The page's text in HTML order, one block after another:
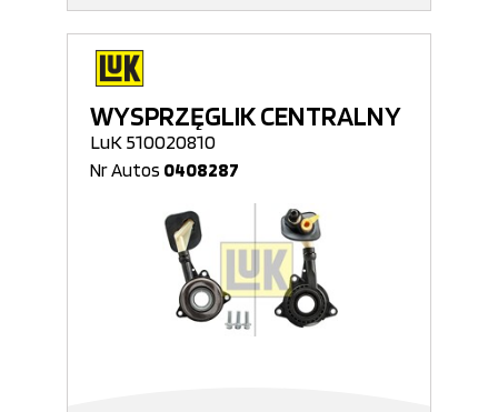
WYSPRZĘGLIK CENTRALNY
LuK 510020810
Nr Autos 0408287